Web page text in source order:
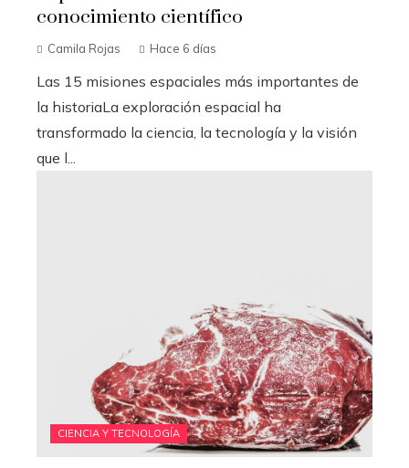
conocimiento científico
Camila Rojas Hace 6 días
Las 15 misiones espaciales más importantes de
la historiaLa exploración espacial ha
transformado la ciencia, la tecnología y la visión
que l...
CIENCIA Y TECNOLOGÍA